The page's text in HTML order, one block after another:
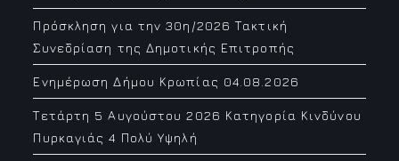
Πρόσκληση για την 30η/2026 Τακτική
Συνεδρίαση της Δημοτικής Επιτροπής
Ενημέρωση Δήμου Κρωπίας 04.08.2026
Τετάρτη 5 Αυγούστου 2026 Κατηγορία Κινδύνου
Πυρκαγιάς 4 Πολύ Υψηλή